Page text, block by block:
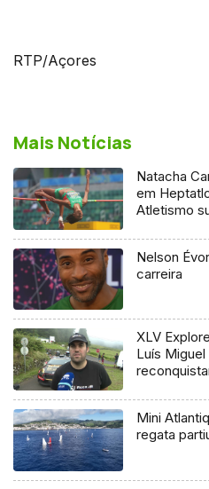
RTP/Açores
Mais Notícias
Natacha
em
Atletismo
Nelson
carreira
XLV
Luís
Mini
regata